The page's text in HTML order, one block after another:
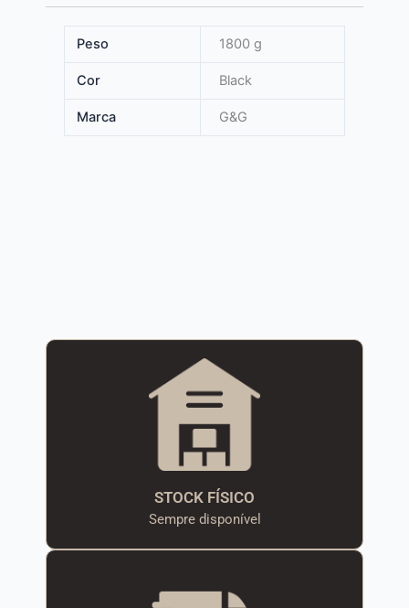
Peso 1800 g
Cor Black
Marca G&G
STOCK FÍSICO
Sempre disponível